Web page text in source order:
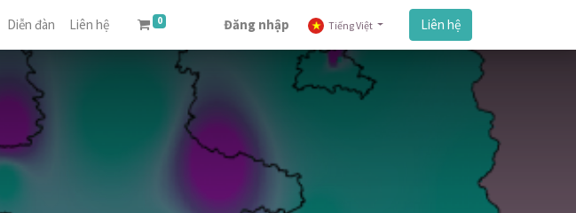
Diễn đàn Liên hệ 0 Đăng nhập Tiếng Việt Liên hệ